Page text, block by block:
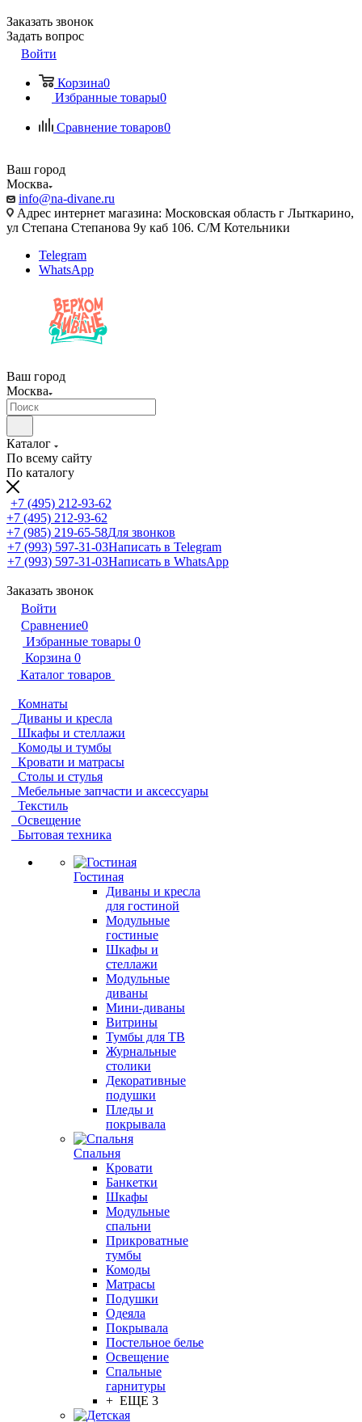
Заказать звонок
Задать вопрос
Войти
Корзина0
Избранные товары0
Сравнение товаров0
Ваш город
Москва
info@na-divane.ru
Адрес интернет магазина: Московская область г Лыткарино,
ул Степана Степанова 9у каб 106. С/М Котельники
Telegram
WhatsApp
Ваш город
Москва
Каталог
По всему сайту
По каталогу
+7 (495) 212-93-62
+7 (495) 212-93-62
+7 (985) 219-65-58Для звонков
+7 (993) 597-31-03Написать в Telegram
+7 (993) 597-31-03Написать в WhatsApp
Заказать звонок
Войти
Сравнение0
Избранные товары 0
Корзина 0
Каталог товаров
Комнаты
Диваны и кресла
Шкафы и стеллажи
Комоды и тумбы
Кровати и матрасы
Столы и стулья
Мебельные запчасти и аксессуары
Текстиль
Освещение
Бытовая техника
Гостиная
Диваны и кресла
для гостиной
Модульные
гостиные
Шкафы и
стеллажи
Модульные
диваны
Мини-диваны
Витрины
Тумбы для ТВ
Журнальные
столики
Декоративные
подушки
Пледы и
покрывала
Спальня
Кровати
Банкетки
Шкафы
Модульные
спальни
Прикроватные
тумбы
Комоды
Матрасы
Подушки
Одеяла
Покрывала
Постельное белье
Освещение
Спальные
гарнитуры
+ ЕЩЕ 3